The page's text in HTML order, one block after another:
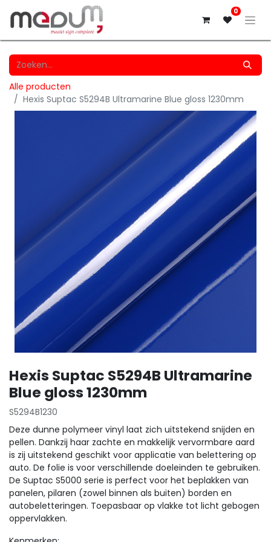
0
Alle producten
Hexis Suptac S5294B Ultramarine Blue gloss 1230mm
Hexis Suptac S5294B Ultramarine
Blue gloss 1230mm
S5294B1230
Deze dunne polymeer vinyl laat zich uitstekend snijden en
pellen. Dankzij haar zachte en makkelijk vervormbare aard
is zij uitstekend geschikt voor applicatie van belettering op
auto. De folie is voor verschillende doeleinden te gebruiken.
De Suptac S5000 serie is perfect voor het beplakken van
panelen, pilaren (zowel binnen als buiten) borden en
autobeletteringen. Toepasbaar op vlakke tot licht gebogen
oppervlakken.